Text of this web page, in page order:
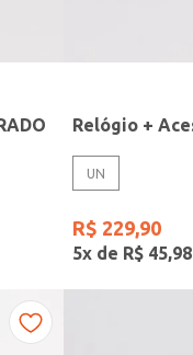
UN
R$ 229,90
5x de R$ 45,98